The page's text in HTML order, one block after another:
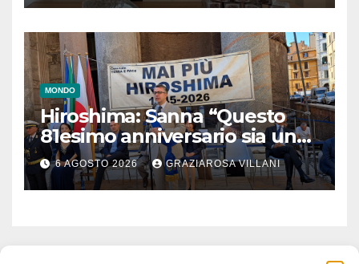
MONDO
Hiroshima: Sanna “Questo
81esimo anniversario sia un
monito per tutti”
6 AGOSTO 2026 GRAZIAROSA VILLANI